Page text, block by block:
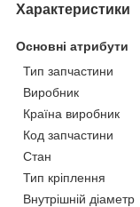
Характеристики
Основні атрибути
Тип запчастини
Виробник
Країна виробник
Код запчастини
Стан
Тип кріплення
Внутрішній діаметр